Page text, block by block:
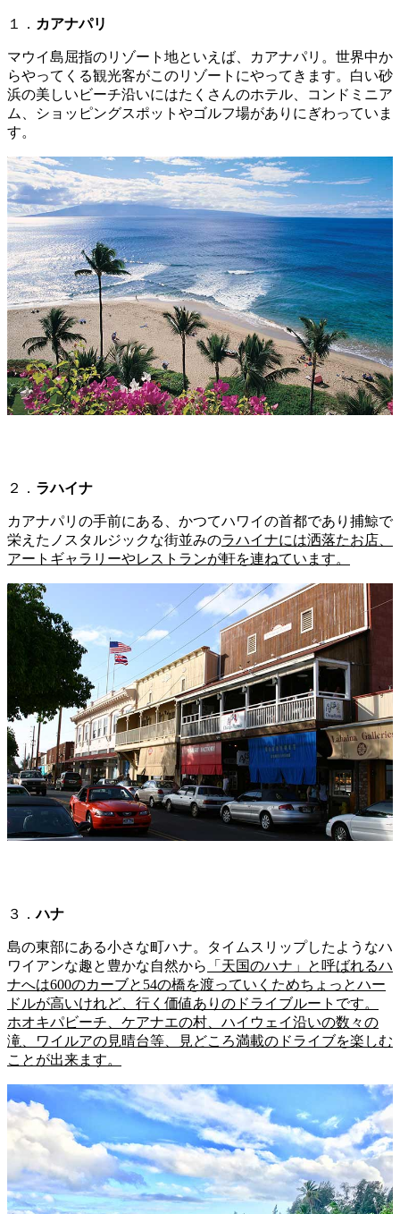
１． カアナパリ
マウイ島屈指のリゾート地といえば、カアナパリ。世界中か
らやってくる観光客がこのリゾートにやってきます。白い砂
浜の美しいビーチ沿いにはたくさんのホテル、コンドミニア
ム、ショッピングスポットやゴルフ場がありにぎわっていま
す。
２． ラハイナ
カアナパリの手前にある、かつてハワイの首都であり捕鯨で
栄えたノスタルジックな街並みのラハイナには洒落たお店、
アートギャラリーやレストランが軒を連ねています。
３．ハナ
島の東部にある小さな町ハナ。タイムスリップしたようなハ
ワイアンな趣と豊かな自然から
「天国のハナ」と呼ばれるハ
ナへは600のカーブと54の橋を渡っていくためちょっとハー
ドルが高いけれど、行く価値ありのドライブルートです。
ホオキパビーチ、ケアナエの村、ハイウェイ沿いの数々の
滝、ワイルアの見晴台等、見どころ満載のドライブを楽しむ
ことが出来ます。